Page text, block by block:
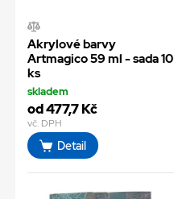
Akrylové barvy
Artmagico 59 ml - sada 10
ks
skladem
od 477,7 Kč
vč. DPH
Detail